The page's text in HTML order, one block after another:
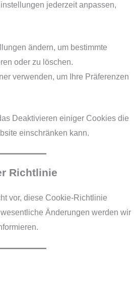
jederzeit anpassen,
ändern, um bestimmte
oder zu löschen.
verwenden, um Ihre Präferenzen
Deaktivieren einiger Cookies die
einschränken kann.
Richtlinie
vor, diese Cookie-Richtlinie
Änderungen werden wir